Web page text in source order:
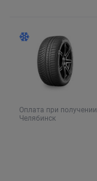
Оплата при получении
Челябинск